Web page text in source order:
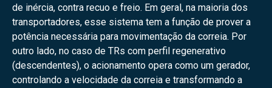
de inércia, contra recuo e freio. Em geral, na maioria dos
transportadores, esse sistema tem a função de prover a
potência necessária para movimentação da correia. Por
outro lado, no caso de TRs com perfil regenerativo
(descendentes), o acionamento opera como um gerador,
controlando a velocidade da correia e transformando a